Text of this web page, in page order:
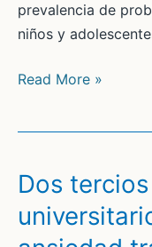
Bota
de
me
la
prevalencia de
niños y
Los
con
depresión
se
Read More »
Dos